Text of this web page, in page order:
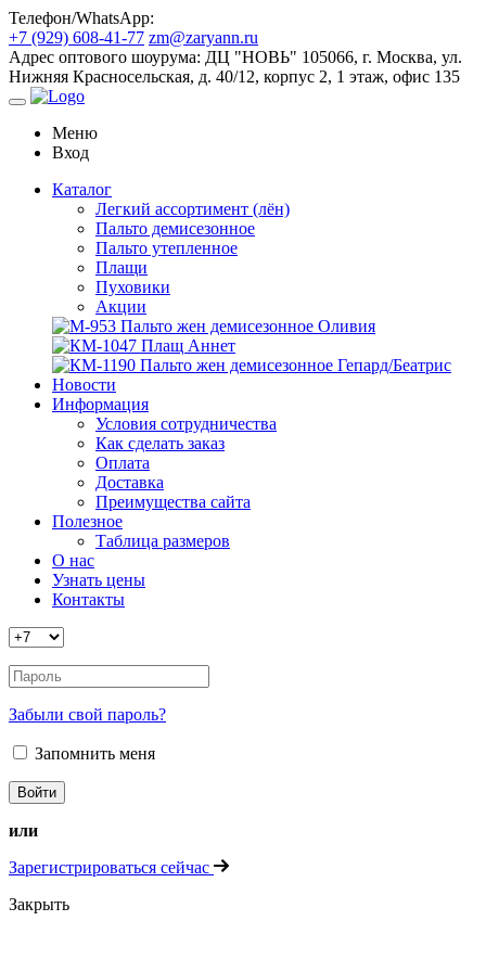
Телефон/WhatsApp:
+7 (929) 608-41-77 zm@zaryann.ru
Адрес оптового шоурума: ДЦ "НОВЬ" 105066, г. Москва, ул.
Нижняя Красносельская, д. 40/12, корпус 2, 1 этаж, офис 135
Меню
Вход
Каталог
Легкий ассортимент (лён)
Пальто демисезонное
Пальто утепленное
Плащи
Пуховики
Акции
Новости
Информация
Условия сотрудничества
Как сделать заказ
Оплата
Доставка
Преимущества сайта
Полезное
Таблица размеров
О нас
Узнать цены
Контакты
Забыли свой пароль?
Запомнить меня
или
Зарегистрироваться сейчас
Закрыть